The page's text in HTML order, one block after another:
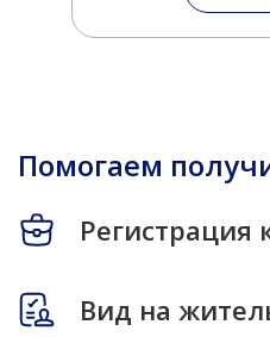
Помогаем
Вид на